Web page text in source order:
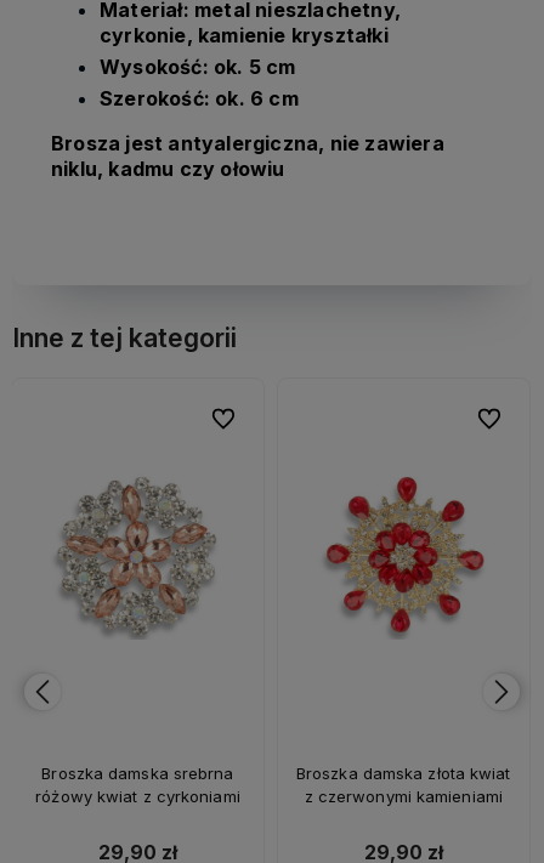
Materiał: metal nieszlachetny,
cyrkonie, kamienie kryształki
Wysokość: ok. 5 cm
Szerokość: ok. 6 cm
Brosza jest antyalergiczna, nie zawiera
niklu, kadmu czy ołowiu
Inne z tej kategorii
Broszka damska srebrna
różowy kwiat z cyrkoniami
29,90 zł
Do ulubionych
Do ulubionych
Broszka damska złota kwiat
z czerwonymi kamieniami
29,90 zł
Do
Do